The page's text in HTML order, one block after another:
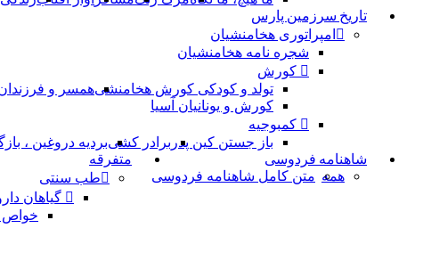
تاریخ سرزمین پارس
امپراتوری هخامنشیان
شجره نامه هخامنشیان
کورش
تولد و کودکی کورش هخامنشیهمسر و
کورش و یونانیان آسیا
کمبوجیه
باز جستن کین پدر برادر کشیبردیه دروغین ،
شاهنامه فردوسی
همه متن کامل شاهنامه فردوسی
متفرقه
طب سنتی
گیاهان
خواص